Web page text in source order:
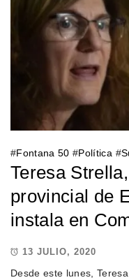
#Fontana 50 #Política #
Teresa
provincial de
instala en
13 JULIO, 2020
Desde este lunes,